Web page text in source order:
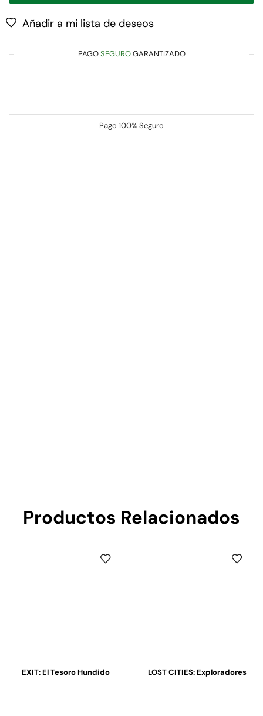
Añadir a mi lista de deseos
PAGOSEGUROGARANTIZADO
Pago 100% Seguro
Productos Relacionados
EXIT: El Tesoro Hundido LOST CITIES: Exploradores